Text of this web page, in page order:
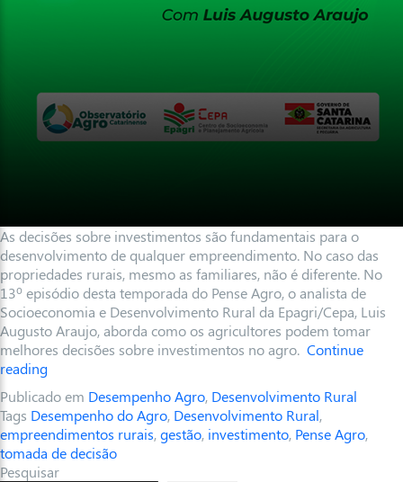
As decisões sobre investimentos são fundamentais para o
desenvolvimento de qualquer empreendimento. No caso das
propriedades rurais, mesmo as familiares, não é diferente. No
13º episódio desta temporada do Pense Agro, o analista de
Socioeconomia e Desenvolvimento Rural da Epagri/Cepa, Luis
Augusto Araujo, aborda como os agricultores podem tomar
melhores decisões sobre investimentos no agro. Continue
reading
Publicado em Desempenho Agro, Desenvolvimento Rural
Tags Desempenho do Agro, Desenvolvimento Rural,
empreendimentos rurais,gestão, investimento, Pense Agro,
tomada de decisão
Pesquisar